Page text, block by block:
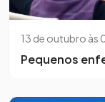
13 de outubro às
Pequenos